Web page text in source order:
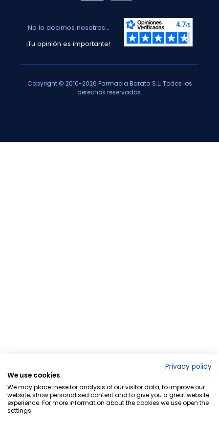
No lo decimos nosotros...
¡Tu opinión es importante!
Copyright © 2010-2026 Farmacia Barata S.L. Todos los
derechos reservados.
Privacy policy
We use cookies
We may place these for analysis of our visitor data, to improve our
website, show personalised content and to give you a great website
experience. For more information about the cookies we use open the
settings.